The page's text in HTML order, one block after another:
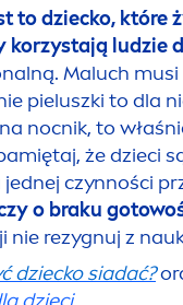
to dziecko, które
ludzie
Maluch
pieluszki to dla
nocnik, to
że dzieci
czynności
o braku
nie rezygnuj z
dziecko siadać?